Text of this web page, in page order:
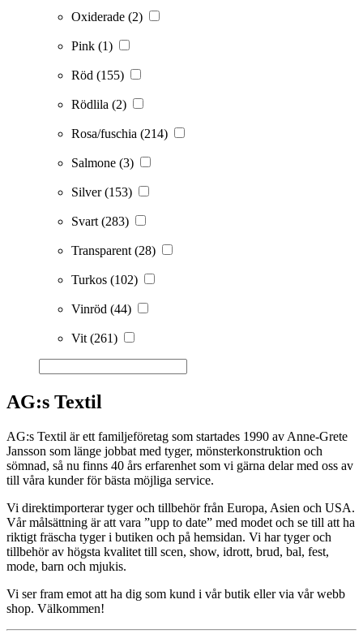
Oxiderade (2)
Pink (1)
Röd (155)
Rödlila (2)
Rosa/fuschia (214)
Salmone (3)
Silver(153)
Svart (283)
Transparent (28)
Turkos (102)
Vinröd (44)
Vit (261)
AG:s Textil
AG:s Textil är ett familjeföretag som startades 1990 av Anne-Grete
Jansson som länge jobbat med tyger, mönsterkonstruktion och
sömnad, så nu finns 40 års erfarenhet som vi gärna delar med oss av
till våra kunder för bästa möjliga service.
Vi direktimporterar tyger och tillbehör från Europa, Asien och USA.
Vår målsättning är att vara ”upp to date” med modet och se till att ha
riktigt fräscha tyger i butiken och på hemsidan. Vi har tyger och
tillbehör av högsta kvalitet till scen, show, idrott, brud, bal, fest,
mode, barn och mjukis.
Vi ser fram emot att ha dig som kund i vår butik eller via vår webb
shop. Välkommen!